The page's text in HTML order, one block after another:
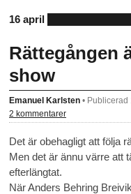
16 april
Rättegången
show
Emanuel Karlsten • Publicerad
2 kommentarer
Det är obehagligt att följa
Men det är ännu värre att
efterlängtat.
När Anders Behring